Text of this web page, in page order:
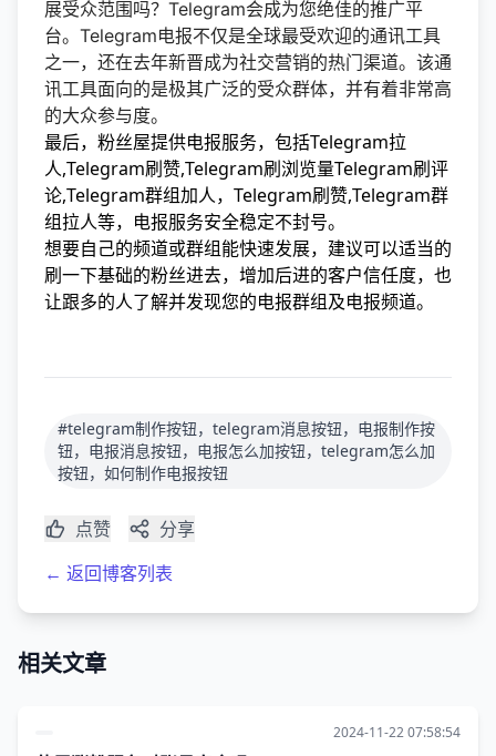
展受众范围吗？Telegram会成为您绝佳的推广平
台。Telegram电报不仅是全球最受欢迎的通讯工具
之一，还在去年新晋成为社交营销的热门渠道。该通
讯工具面向的是极其广泛的受众群体，并有着非常高
的大众参与度。
最后，粉丝屋提供电报服务，包括Telegram拉
人,Telegram刷赞,Telegram刷浏览量Telegram刷评
论,Telegram群组加人，Telegram刷赞,Telegram群
组拉人等，电报服务安全稳定不封号。
想要自己的频道或群组能快速发展，建议可以适当的
刷一下基础的粉丝进去，增加后进的客户信任度，也
让跟多的人了解并发现您的电报群组及电报频道。
#telegram制作按钮，telegram消息按钮，电报制作按
钮，电报消息按钮，电报怎么加按钮，telegram怎么加
按钮，如何制作电报按钮
点赞
分享
← 返回博客列表
相关文章
2024-11-22 07:58:54